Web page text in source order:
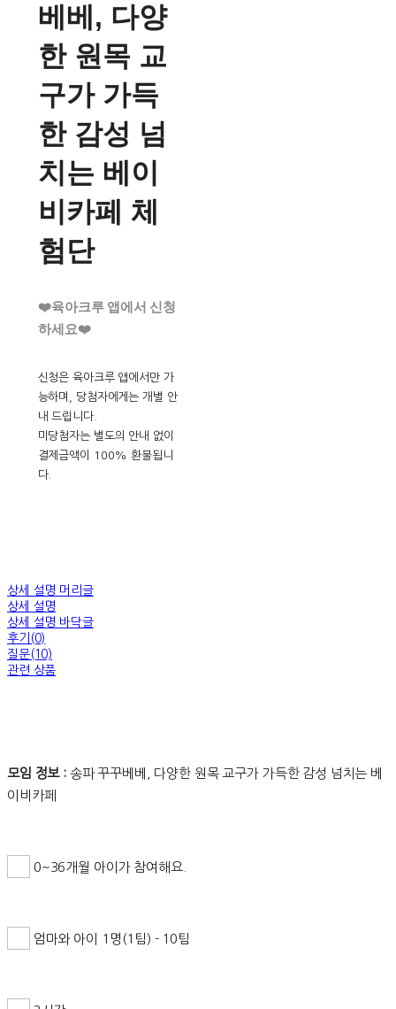
베베, 다양
한 원목 교
구가 가득
한 감성 넘
치는 베이
비카페 체
험단
❤️육아크루 앱에서 신청
하세요❤️
신청은 육아크루 앱에서만 가
능하며, 당첨자에게는 개별 안
내 드립니다.
미당첨자는 별도의 안내 없이
결제금액이 100% 환불됩니
다.
상세 설명 머리글
상세 설명
상세 설명 바닥글
후기(0)
질문(10)
관련 상품
모임 정보 : 송파 꾸꾸베베, 다양한 원목 교구가 가득한 감성 넘치는 베
이비카페
0~36개월 아이가 참여해요.
엄마와 아이 1명(1팀) - 10팀